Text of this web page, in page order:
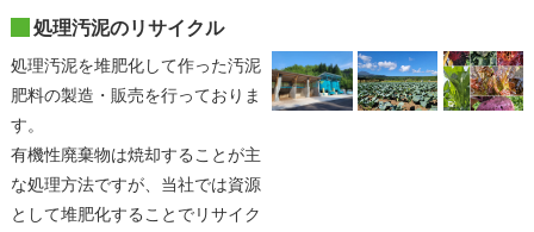
処理汚泥のリサイクル
処理汚泥を堆肥化して作った汚泥
肥料の製造・販売を行っておりま
す。
有機性廃棄物は焼却することが主
な処理方法ですが、当社では資源
として堆肥化することでリサイク